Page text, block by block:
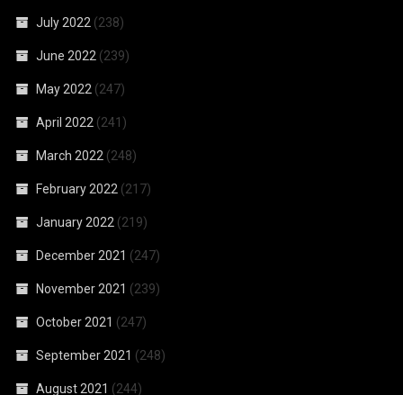
July 2022 (238)
June 2022 (239)
May 2022 (247)
April 2022 (241)
March 2022 (248)
February 2022 (217)
January 2022 (219)
December 2021 (247)
November 2021 (239)
October 2021 (247)
September 2021 (248)
August 2021 (244)